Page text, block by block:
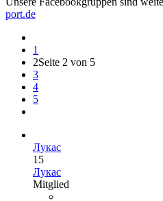
port.de
1
2Seite 2 von 5
3
4
5
Лукас
15
Лукас
Mitglied